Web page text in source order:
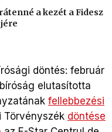
a kezét a Fidesz
döntés: február
elutasította
fellebbezési
Törvényszék döntése